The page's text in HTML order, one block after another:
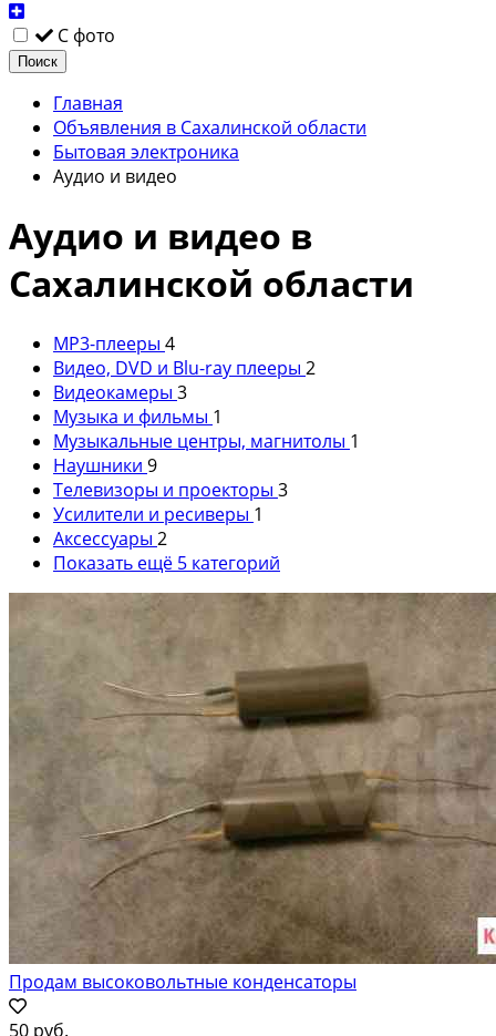
С фото
Поиск
Главная
Объявления в Сахалинской области
Бытовая электроника
Аудио и видео
Аудио и видео в
Сахалинской области
MP3-плееры 4
Видео, DVD и Blu-ray плееры 2
Видеокамеры 3
Музыка и фильмы 1
Музыкальные центры, магнитолы 1
Наушники 9
Телевизоры и проекторы 3
Усилители и ресиверы 1
Аксессуары 2
Показать ещё 5 категорий
Продам высоковольтные конденсаторы
50 руб.